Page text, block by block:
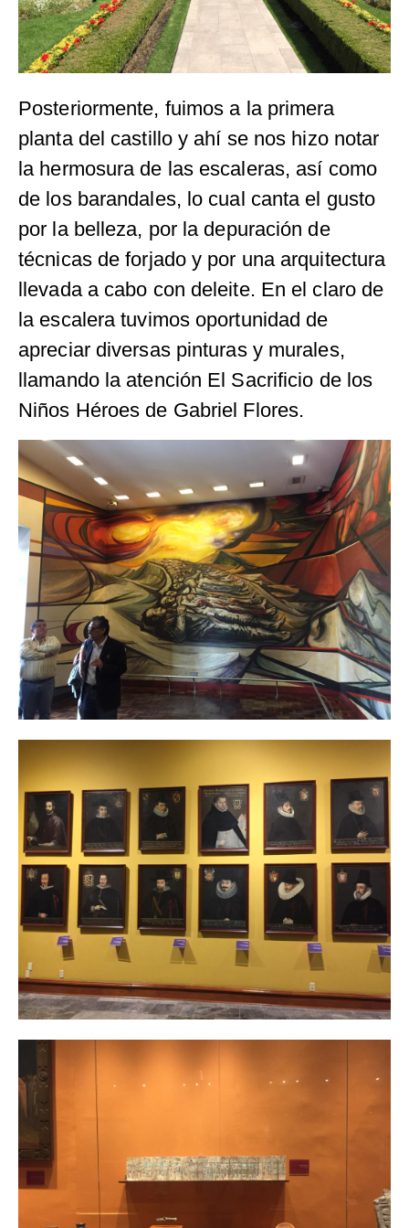
Posteriormente, fuimos a la primera
planta del castillo y ahí se nos hizo notar
la hermosura de las escaleras, así como
de los barandales, lo cual canta el gusto
por la belleza, por la depuración de
técnicas de forjado y por una arquitectura
llevada a cabo con deleite. En el claro de
la escalera tuvimos oportunidad de
apreciar diversas pinturas y murales,
llamando la atención El Sacrificio de los
Niños Héroes de Gabriel Flores.